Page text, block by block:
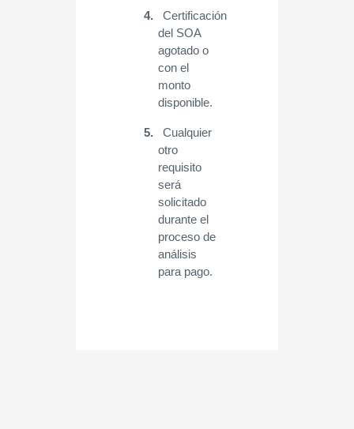
4. Certificación
del SOA
agotado o
con el
monto
disponible.
5. Cualquier
otro
requisito
será
solicitado
durante el
proceso de
análisis
para pago.